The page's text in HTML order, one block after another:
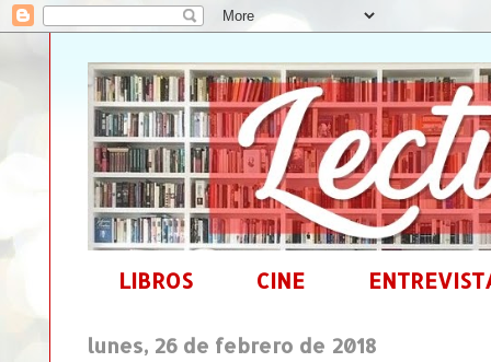
LIBROS CINE
lunes, 26 de febrero de 2018